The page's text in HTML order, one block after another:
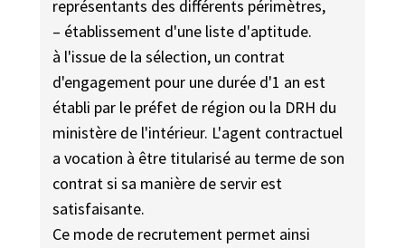
représentants des différents périmètres,
– établissement d'une liste d'aptitude.
à l'issue de la sélection, un contrat
d'engagement pour une durée d'1 an est
établi par le préfet de région ou la DRH du
ministère de l'intérieur. L'agent contractuel
a vocation à être titularisé au terme de son
contrat si sa manière de servir est
satisfaisante.
Ce mode de recrutement permet ainsi